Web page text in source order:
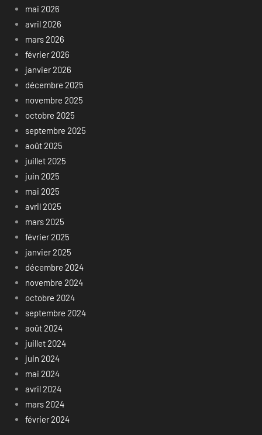
mai 2026
avril 2026
mars 2026
février 2026
janvier 2026
décembre 2025
novembre 2025
octobre 2025
septembre 2025
août 2025
juillet 2025
juin 2025
mai 2025
avril 2025
mars 2025
février 2025
janvier 2025
décembre 2024
novembre 2024
octobre 2024
septembre 2024
août 2024
juillet 2024
juin 2024
mai 2024
avril 2024
mars 2024
février 2024